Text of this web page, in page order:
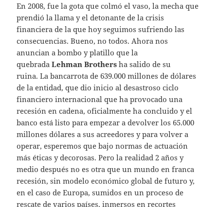
En 2008, fue la gota que colmó el vaso, la mecha que
prendió la llama y el detonante de la crisis
financiera de la que hoy seguimos sufriendo las
consecuencias. Bueno, no todos. Ahora nos
anuncian a bombo y platillo que la
quebradaLehman Brothersha salido de su
ruina. La bancarrota de 639.000 millones de dólares
de la entidad, que dio inicio al desastroso ciclo
financiero internacional que ha provocado una
recesión en cadena, oficialmente ha concluido y el
banco está listo para empezar a devolver los 65.000
millones dólares a sus acreedores y para volver a
operar, esperemos que bajo normas de actuación
más éticas y decorosas. Pero la realidad 2 años y
medio después no es otra que un mundo en franca
recesión, sin modelo económico global de futuro y,
en el caso de Europa, sumidos en un proceso de
rescate de varios países, inmersos en recortes